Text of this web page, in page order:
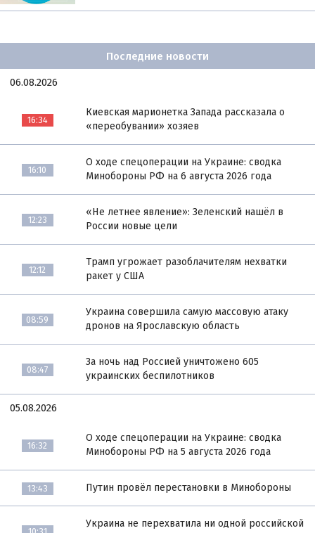
Последние новости
06.08.2026
16:34
Киевская марионетка Запада рассказала о
«переобувании» хозяев
16:10
О ходе спецоперации на Украине: сводка
Минобороны РФ на 6 августа 2026 года
12:23
«Не летнее явление»: Зеленский нашёл в
России новые цели
12:12
Трамп угрожает разоблачителям нехватки
ракет у США
08:59
Украина совершила самую массовую атаку
дронов на Ярославскую область
08:47
За ночь над Россией уничтожено 605
украинских беспилотников
05.08.2026
16:32
О ходе спецоперации на Украине: сводка
Минобороны РФ на 5 августа 2026 года
13:43 Путин провёл перестановки в Минобороны
Украина не перехватила ни одной российской